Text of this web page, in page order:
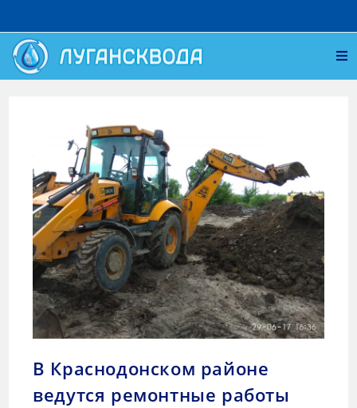
В Краснодонском районе
ведутся ремонтные работы